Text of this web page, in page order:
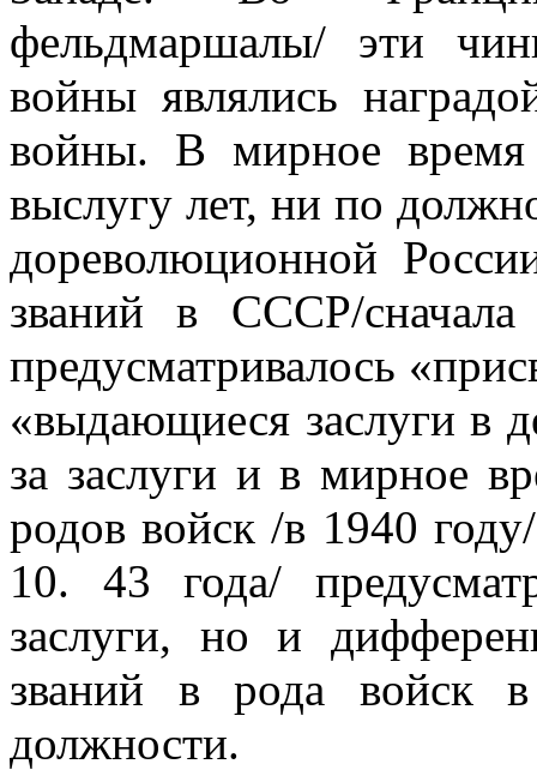
фельдмаршалы/ эти
войны являлись
войны. В мирное
выслугу лет, ни по
дореволюционной
званий в СССР/
предусматривалось
«выдающиеся заслуги в
за заслуги и в мирное
родов войск /в 1940
10. 43 года/
заслуги, но и
званий в рода войск в
должности.